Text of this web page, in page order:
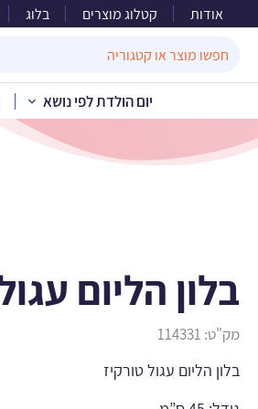
אודות קטלוג מוצרים בלוג
for:
יום הולדת לפי נושא
בלון הליום
מק"ט: 114331
בלון הליום עגול טורקיז